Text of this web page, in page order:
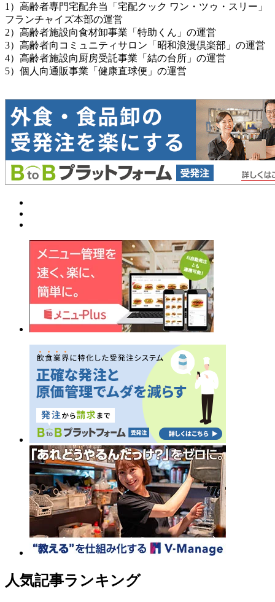
1）高齢者専門宅配弁当「宅配クック ワン・ツゥ・スリー」
フランチャイズ本部の運営
2）高齢者施設向食材卸事業「特助くん」の運営
3）高齢者向コミュニティサロン「昭和浪漫倶楽部」の運営
4）高齢者施設向厨房受託事業「結の台所」の運営
5）個人向通販事業「健康直球便」の運営
人気記事ランキング